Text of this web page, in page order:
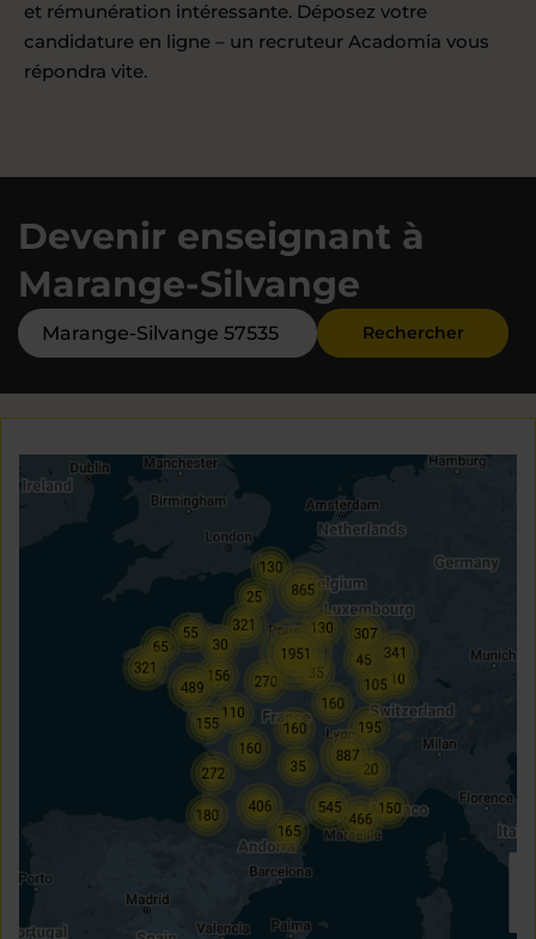
et rémunération intéressante. Déposez votre
candidature en ligne – un recruteur Acadomia vous
répondra vite.
Devenir enseignant à
Marange-Silvange
Rechercher